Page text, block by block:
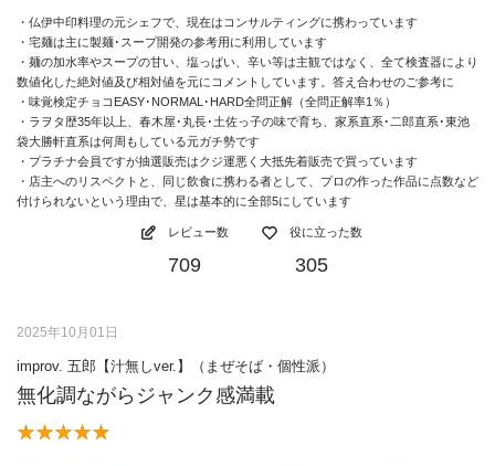
・仏伊中印料理の元シェフで、現在はコンサルティングに携わっています
・宅麺は主に製麺･スープ開発の参考用に利用しています
・麺の加水率やスープの甘い、塩っぱい、辛い等は主観ではなく、全て検査器により
数値化した絶対値及び相対値を元にコメントしています。答え合わせのご参考に
・味覚検定チョコEASY･NORMAL･HARD全問正解（全問正解率1％）
・ラヲタ歴35年以上、春木屋･丸長･土佐っ子の味で育ち、家系直系･二郎直系･東池
袋大勝軒直系は何周もしている元ガチ勢です
・プラチナ会員ですが抽選販売はクジ運悪く大抵先着販売で買っています
・店主へのリスペクトと、同じ飲食に携わる者として、プロの作った作品に点数など
付けられないという理由で、星は基本的に全部5にしています
レビュー数
709
役に立った数
305
2025年10月01日
improv. 五郎【汁無しver.】（まぜそば・個性派）
無化調ながらジャンク感満載